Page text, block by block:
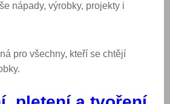
nápady, výrobky, projekty i
pro všechny, kteří se chtějí